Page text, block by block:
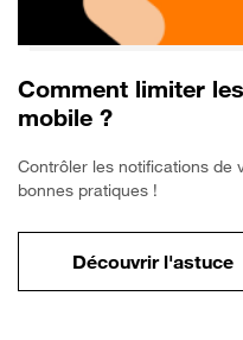
Comment limiter
mobile ?
Contrôler les notifications de
bonnes pratiques !
Découvrir l'astuce
pour